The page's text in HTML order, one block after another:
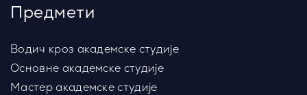
Предмети
Водич кроз академске студије
Основне академске студије
Мастер академске студије